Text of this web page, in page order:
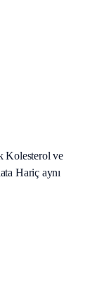
Kolesterol ve
Hariç aynı